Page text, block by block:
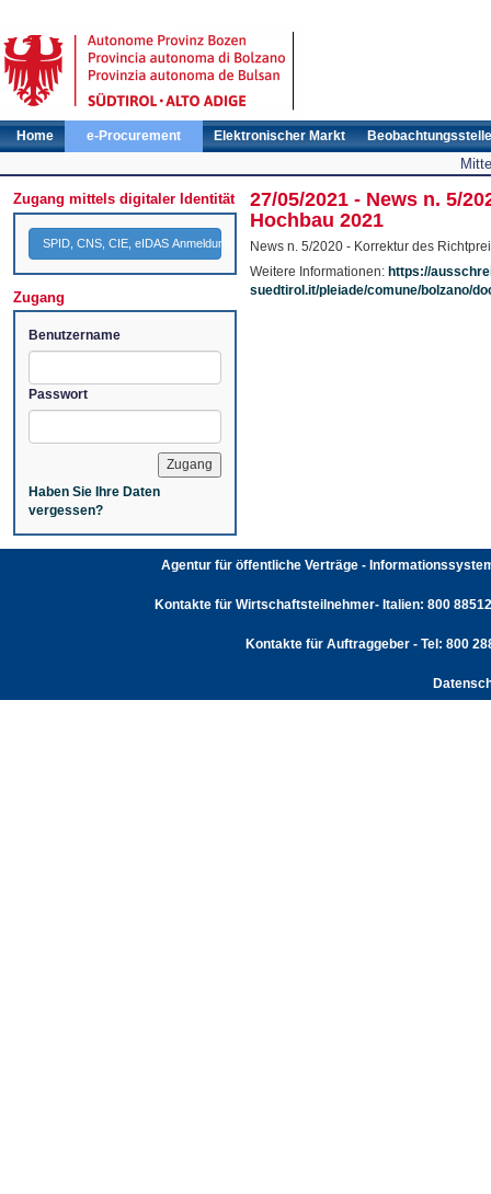
Home e-Procurement Elektronischer Markt Beobachtungsstelle
Zugang mittels digitaler Identität
SPID, CNS, CIE, eIDAS Anmeldung
Zugang
Benutzername
Passwort
Haben Sie Ihre Daten
vergessen?
27/05/2021 - News n. 5/
Hochbau 2021
News n. 5/2020 - Korrektur des
Weitere Informationen: https://
suedtirol.it/pleiade/comune/bolzano/
Agentur für öffentliche Verträge -
Kontakte für Wirtschaftsteilnehmer- Italien: 800
Kontakte für Auftraggeber - Tel: 800